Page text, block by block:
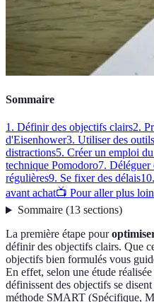
Sommaire
1. Définir des objectifs clairs2.
d'Eisenhower3. Utiliser des
distractions5. Créer un emploi
technique Pomodoro7. Déléguer
régulières9. Se fixer des délais
avant achat📺 Pour aller plus
Sommaire(13 sections)
La première étape pour
définir des objectifs clairs. Que
objectifs bien formulés vous
En effet, selon une étude
définissent des objectifs se
méthode SMART (Spécifique,